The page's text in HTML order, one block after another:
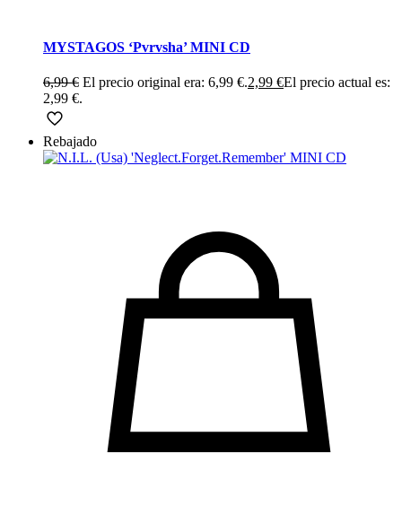
MYSTAGOS ‘Pvrvsha’ MINI CD
6,99€ El precio original era: 6,99 €.2,99 €El precio actual es:
2,99 €.
Rebajado